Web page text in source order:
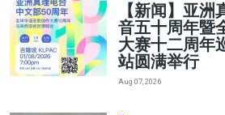
【新闻】亚
音五十周年暨
大赛十二周年
站圆满举行
Aug 07, 2026